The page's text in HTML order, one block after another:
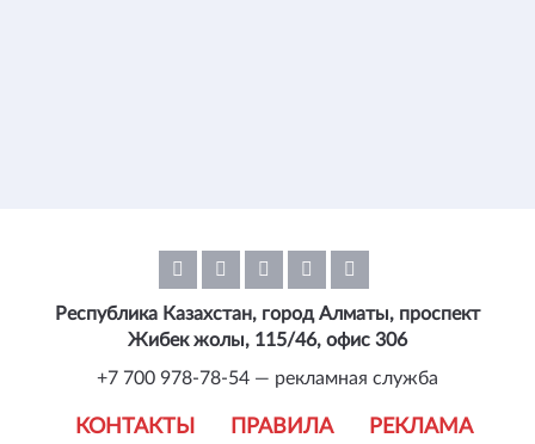
КОНТАКТЫ ПРАВИЛА РЕКЛАМА
Республика Казахстан, город Алматы, проспект
Жибек жолы, 115/46, офис 306
+7 700 978-78-54 — рекламная служба